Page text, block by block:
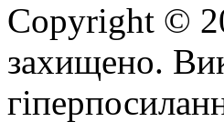
Copyright ©
захищено.